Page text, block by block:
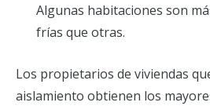
Algunas habitaciones son
frías que otras.
Los propietarios de viviendas
aislamiento obtienen los